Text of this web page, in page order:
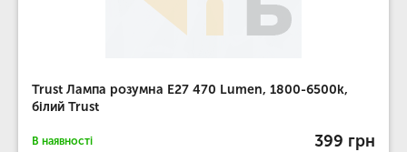
Trust Лампа розумна E27 470 Lumen, 1800-6500k,
білий Trust
В наявності 399 грн